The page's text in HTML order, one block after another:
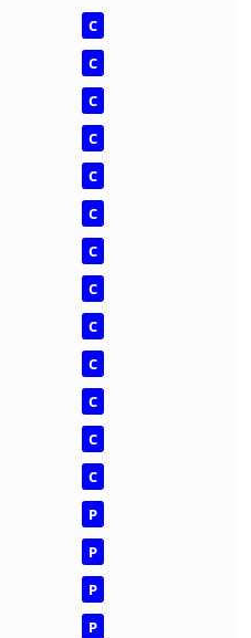
C
C
C
C
C
C
C
C
C
C
C
C
C
P
P
P
P